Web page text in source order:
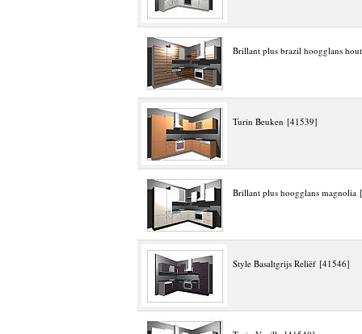
Brillant plus brazil hoogglans
Turin Beuken [41539]
Brillant plus hoogglans magnolia
Style Basaltgrijs Reliëf [41546]